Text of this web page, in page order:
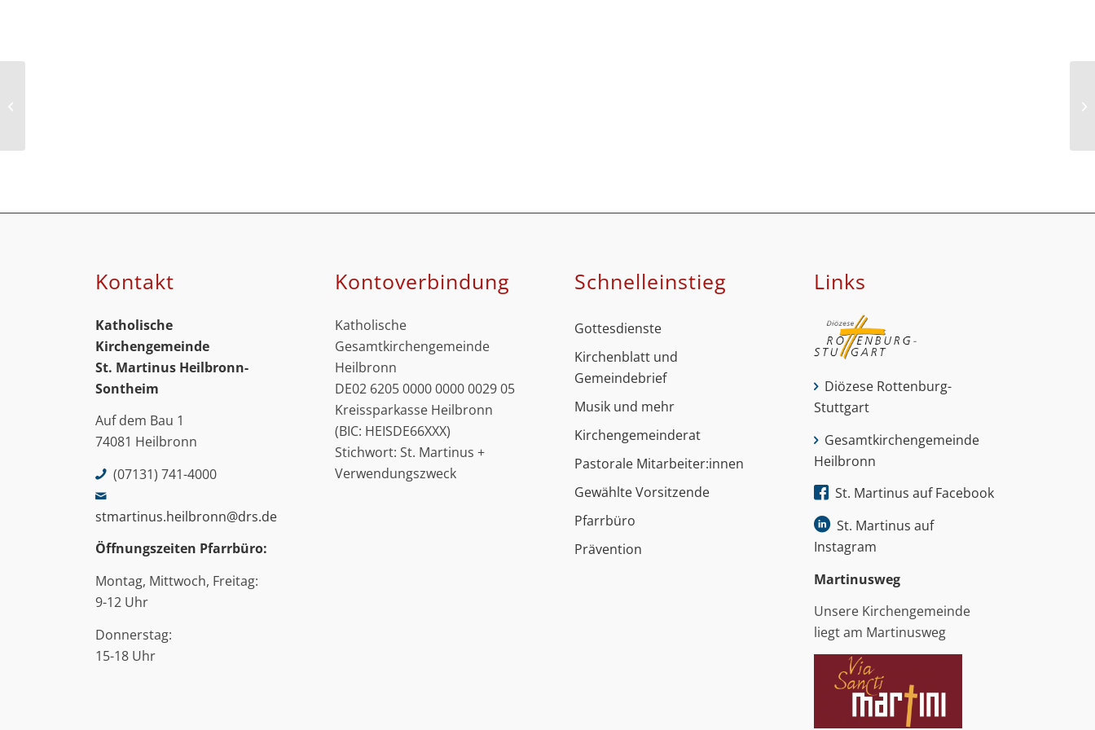
Kontakt
Katholische
Kirchengemeinde
St. Martinus Heilbronn-
Sontheim
Auf dem Bau 1
74081 Heilbronn
(07131) 741-4000
stmartinus.heilbronn@drs.de
Öffnungszeiten Pfarrbüro:
Montag, Mittwoch, Freitag:
9-12 Uhr
Donnerstag:
15-18 Uhr
Kontoverbindung
Katholische
Gesamtkirchengemeinde
Heilbronn
DE02 6205 0000 0000 0029 05
Kreissparkasse Heilbronn
(BIC: HEISDE66XXX)
Stichwort: St. Martinus +
Verwendungszweck
Schnell­einstieg
Gottesdienste
Kirchenblatt und
Gemeindebrief
Musik und mehr
Kirchengemeinderat
Pastorale Mitarbeiter:innen
Gewählte Vorsitzende
Pfarrbüro
Prävention
Links
Diözese Rottenburg-
Stuttgart
Gesamtkirchengemeinde
Heilbronn
St. Martinus auf Facebook
St. Martinus auf
Instagram
Martinus­weg
Unsere Kirchengemeinde
liegt am Martinusweg